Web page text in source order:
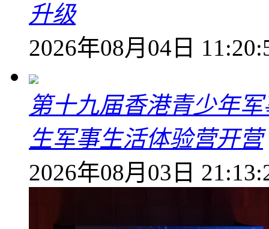
升级
2026年08月04日
第十九届香港青少年
生军事生活体验营开营
2026年08月03日